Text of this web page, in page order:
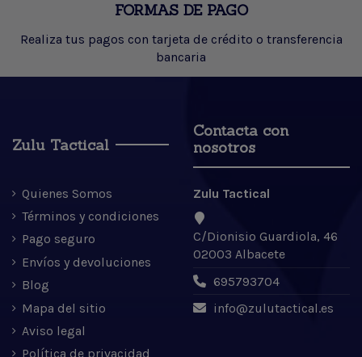
FORMAS DE PAGO
Realiza tus pagos con tarjeta de crédito o transferencia
bancaria
Zulu Tactical
Quienes Somos
Términos y condiciones
Pago seguro
Envíos y devoluciones
Blog
Mapa del sitio
Aviso legal
Política de privacidad
Contacta con
nosotros
Zulu Tactical
C/Dionisio Guardiola, 46
02003 Albacete
695793704
info@zulutactical.es